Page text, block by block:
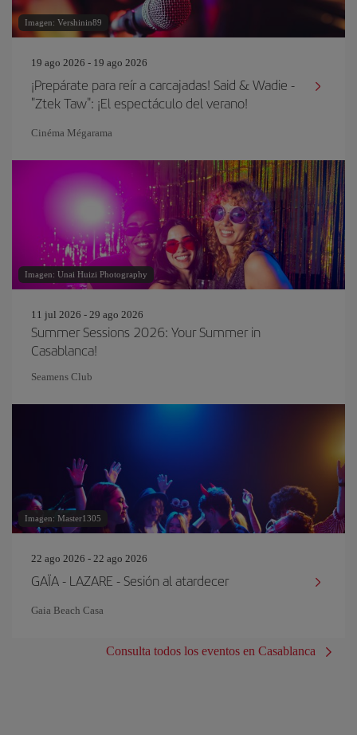
Imagen: Vershinin89
19 ago 2026 - 19 ago 2026
¡Prepárate para reír a carcajadas! Said & Wadie -
"Ztek Taw": ¡El espectáculo del verano!
Cinéma Mégarama
Imagen: Unai Huizi Photography
11 jul 2026 - 29 ago 2026
Summer Sessions 2026: Your Summer in
Casablanca!
Seamens Club
Imagen: Master1305
22 ago 2026 - 22 ago 2026
GAÏA - LAZARE - Sesión al atardecer
Gaia Beach Casa
Consulta todos los eventos en Casablanca